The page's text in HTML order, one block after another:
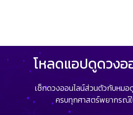
โหลดแอปดูดวงอ
เช็กดวงออนไลน์ส่วนตัวกับหมอ
ครบทุกศาสตร์พยากรณ์ใ